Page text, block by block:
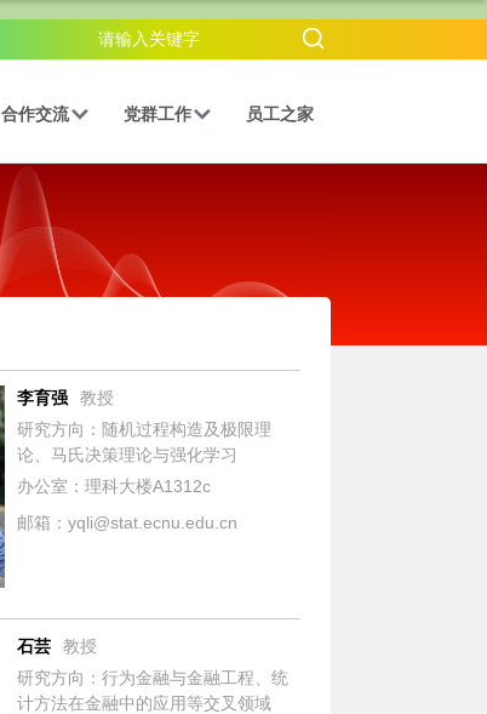
合作交流 党群工作 员工之家
李育强
教授
研究方向：随机过程构造及极限理
论、马氏决策理论与强化学习
办公室：理科大楼A1312c
邮箱：yqli@stat.ecnu.edu.cn
石芸
教授
研究方向：行为金融与金融工程、统
计方法在金融中的应用等交叉领域